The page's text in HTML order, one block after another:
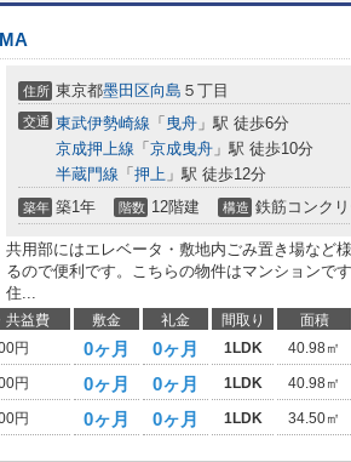
住所 東京都墨田区向島 ５丁目
交通 東武伊勢崎線 「 曳舟 」駅 徒歩6分
京成押上線 「 京成曳舟 」駅 徒歩10分
半蔵門線 「 押上 」駅 徒歩12分
築年 築1年 階数 12階建 構造 鉄筋コンクリ
共用部にはエレベータ・敷地内ごみ置き場など
るので便利です。こちらの物件はマンションで
住...
共益費 敷金 礼金 間取り 面積
円 0ヶ月 0ヶ月 1LDK 40.98㎡
円 0ヶ月 0ヶ月 1LDK 40.98㎡
円 0ヶ月 0ヶ月 1LDK 34.50㎡